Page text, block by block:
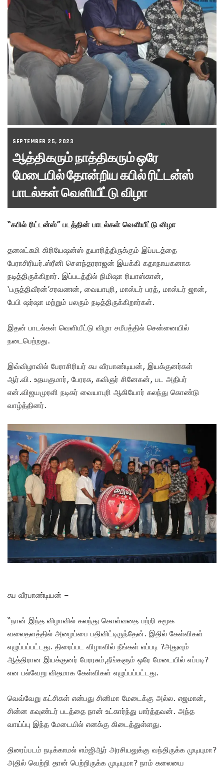
SEPTEMBER 25, 2023
ஆத்திகரும் நாத்திகரும் ஒரே
மேடையில் தோன்றிய கபில் ரிட்டன்ஸ்
பாடல்கள் வெளியீட்டு விழா
“கபில் ரிட்டன்ஸ்” படத்தின் பாடல்கள் வெளியீட்டு விழா
தனலட்சுமி கிரியேஷன்ஸ் தயாரித்திருக்கும் இப்படத்தை
பேராசிரியர்.ஸ்ரீனி சௌந்தரராஜன் இயக்கி கதாநாயகனாக
நடித்திருக்கிறார். இப்படத்தில் நிமிஷா ரியாஸ்கான்,
‘பருத்திவீரன்’சரவணன், வையாபுரி, மாஸ்டர் பரத், மாஸ்டர் ஜான்,
பேபி ஷர்ஷா மற்றும் பலரும் நடித்திருக்கிறார்கள்.
இதன் பாடல்கள் வெளியீட்டு விழா சமீபத்தில் சென்னையில்
நடைபெற்றது.
இவ்விழாவில் பேராசிரியர் சுப வீரபாண்டியன், இயக்குனர்கள்
ஆர்.வி. உதயகுமார், பேரரசு, கவிஞர் சினேகன், பட அதிபர்
என்.விஜயமுரளி நடிகர் வையாபுரி ஆகியோர் கலந்து கொண்டு
வாழ்த்தினர்.
சுப வீரபாண்டியன் –
“நான் இந்த விழாவில் கலந்து கொள்வதை பற்றி சமூக
வலைதளத்தில் அழைப்பை பதிவிட்டிருந்தேன். இதில் கேள்விகள்
எழுப்பப்பட்டது. திரைப்பட விழாவில் நீங்கள் எப்படி ?அதுவும்
ஆத்திரான இயக்குனர் பேரரசும்,நீங்களும் ஒரே மேடையில் எப்படி?
என பல்வேறு விதமாக கேள்விகள் எழுப்பப்பட்டது.
வெவ்வேறு கட்சிகள் என்பது சினிமா மேடைக்கு அல்ல. எஜமான்,
சின்ன கவுண்டர் படத்தை நான் உட்கார்ந்து பார்த்தவன். அந்த
வாய்ப்பு இந்த மேடையில் எனக்கு கிடைத்துள்ளது.
திரைப்படம் நடிக்காமல் எம்ஜிஆர் அரசியலுக்கு வந்திருக்க முடியுமா?
அதில் வெற்றி தான் பெற்றிருக்க முடியுமா? நாம் கலையை